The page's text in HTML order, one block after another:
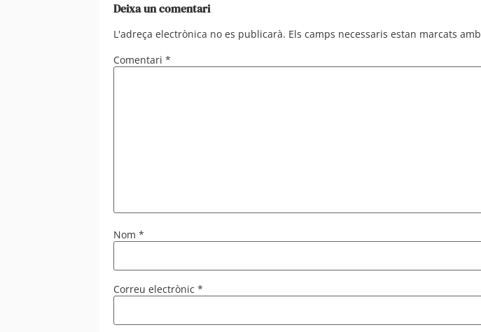
Deixa un comentari
L'adreça electrònica no es publicarà. Els camps necessaris estan marcats amb
Comentari *
Nom *
Correu electrònic *